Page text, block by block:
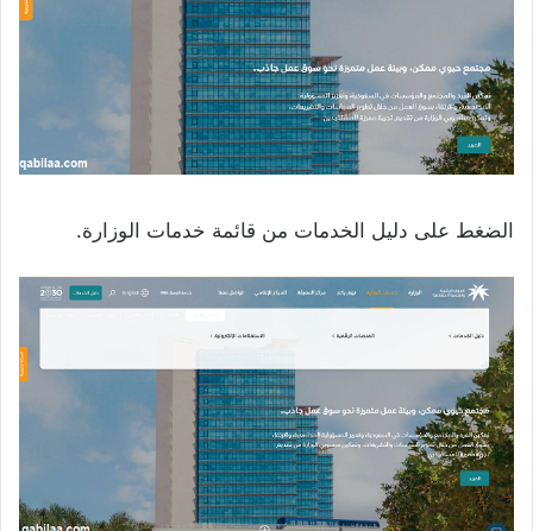
الضغط على دليل الخدمات من قائمة خدمات الوزارة.